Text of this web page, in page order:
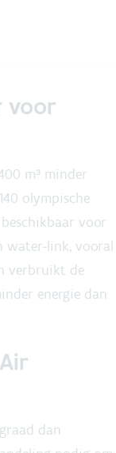
voor
m³ minder
olympische
voor
water-link, vooral
verbruikt de
energie dan
dan